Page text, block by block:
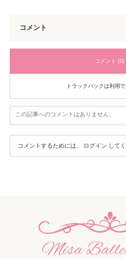
コメント
コメント (0)
トラックバックは利用で
この記事へのコメントはありません。
コメントするためには、 ログイン して